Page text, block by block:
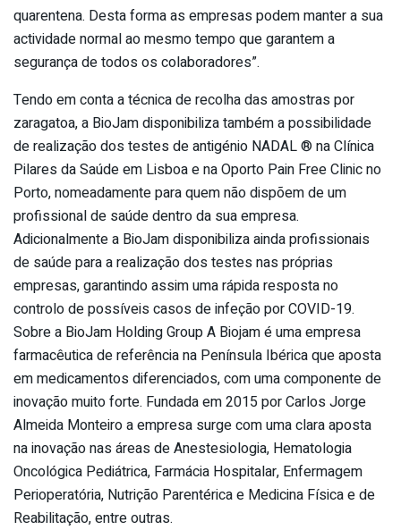
quarentena. Desta forma as empresas podem manter a sua
actividade normal ao mesmo tempo que garantem a
segurança de todos os colaboradores”.
Tendo em conta a técnica de recolha das amostras por
zaragatoa, a BioJam disponibiliza também a possibilidade
de realização dos testes de antigénio NADAL ® na Clínica
Pilares da Saúde em Lisboa e na Oporto Pain Free Clinic no
Porto, nomeadamente para quem não dispõem de um
profissional de saúde dentro da sua empresa.
Adicionalmente a BioJam disponibiliza ainda profissionais
de saúde para a realização dos testes nas próprias
empresas, garantindo assim uma rápida resposta no
controlo de possíveis casos de infeção por COVID-19.
Sobre a BioJam Holding Group A Biojam é uma empresa
farmacêutica de referência na Península Ibérica que aposta
em medicamentos diferenciados, com uma componente de
inovação muito forte. Fundada em 2015 por Carlos Jorge
Almeida Monteiro a empresa surge com uma clara aposta
na inovação nas áreas de Anestesiologia, Hematologia
Oncológica Pediátrica, Farmácia Hospitalar, Enfermagem
Perioperatória, Nutrição Parentérica e Medicina Física e de
Reabilitação, entre outras.